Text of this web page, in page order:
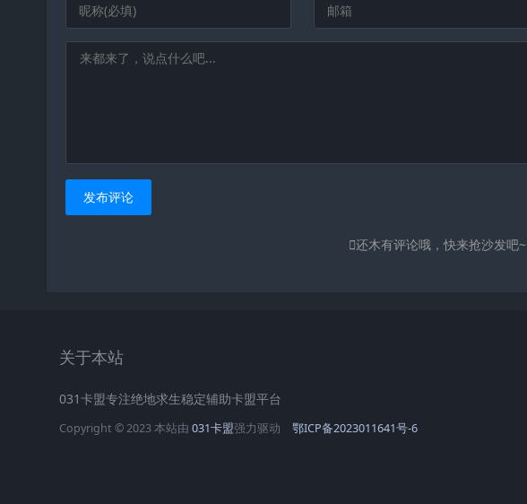
发布评论
还木有评论哦，快来抢沙发吧~
关于本站
031卡盟专注绝地求生稳定辅助卡盟平台
Copyright © 2023 本站由 031卡盟强力驱动 鄂ICP备2023011641号-6